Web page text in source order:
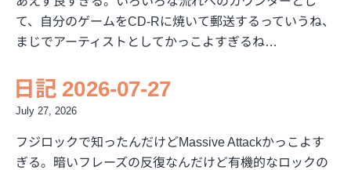
て、自分のゲームをCD-Rに焼いて郵送するっていうね、
まじでアーティストとしてかっこよすぎるね…
日記 2026-07-27
July 27, 2026
フジロックで知ったんだけどMassive Attackかっこよす
ぎる。暗いフレーズの反復なんだけど有機的なロックの